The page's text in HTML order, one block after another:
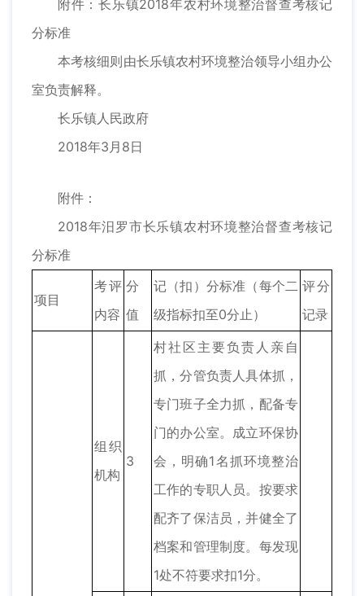
附件：长乐镇2018年农村环境整治督查考核记
分标准
本考核细则由长乐镇农村环境整治领导小组办公
室负责解释。
长乐镇人民政府
2018年3月8日
附件：
2018年汨罗市长乐镇农村环境整治督查考核记
分标准
项目
考评
内容
分
值
记（扣）分标准（每个二
级指标扣至0分止）
评分
记录
组织
机构
3
村社区主要负责人亲自
抓，分管负责人具体抓，
专门班子全力抓，配备专
门的办公室。成立环保协
会，明确1名抓环境整治
工作的专职人员。按要求
配齐了保洁员，并健全了
档案和管理制度。每发现
1处不符要求扣1分。